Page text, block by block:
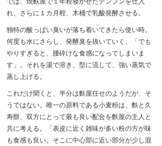
れ、さらに１カ月程、木桶で乳酸発酵させる。
独特の酸っぱい臭いが落ち着いてきたら使い時。
何度も水にさらし、発酵臭を抜いていく。「でも
やりすぎると、腰砕けな食感になってしまいま
す」。それを湯で溶き、型に流して、強い蒸気で
蒸し上げる。
これだけ聞くと、半分は麩屋任せのようだが、そ
うではない。唯一の原料である小麦粉は、麩と久
寿餅、双方にとって最も良い配合を麩屋の主人と
共に考える。「表皮に近く雑味が多い粉の方が味
も食感も良い。そこに中心部に近い部分が少し混